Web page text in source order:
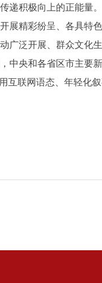
递积极向上的正能量。
展精彩纷呈、各具特
广泛开展、群众文化
中央和各省区市主
互联网语态、年轻化